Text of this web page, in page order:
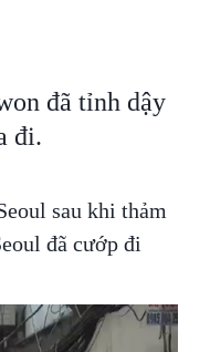
đã tỉnh dậy
đi.
sau khi thảm
đã cướp đi